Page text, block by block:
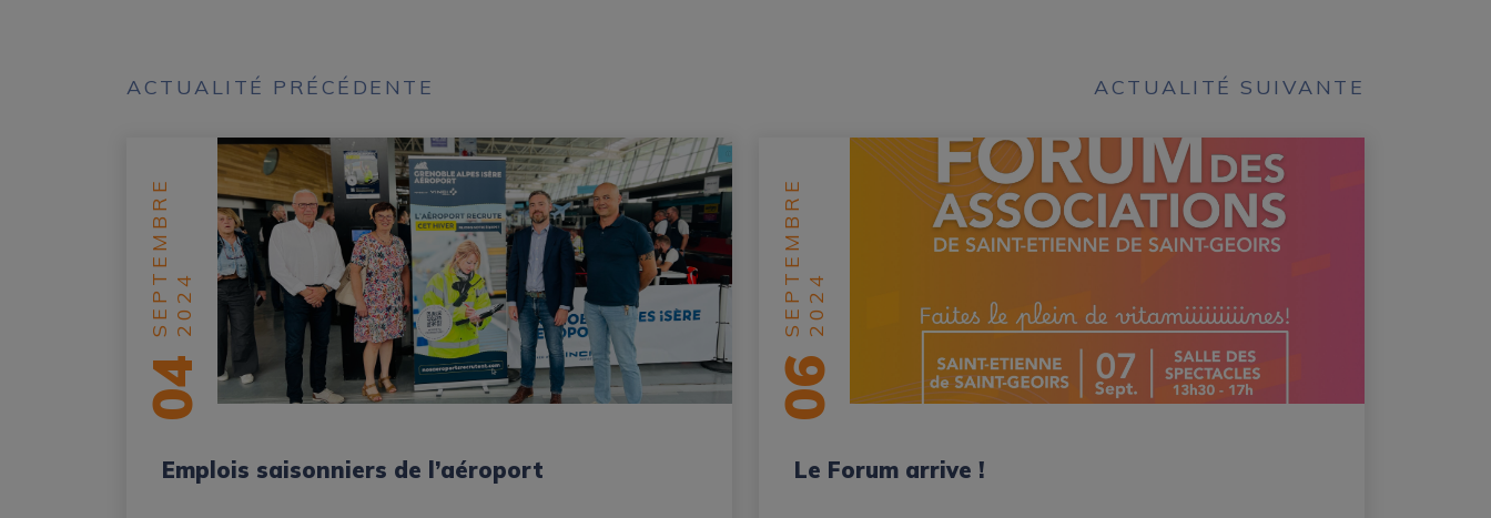
ACTUALITÉ PRÉCÉDENTE
04
SEPTEMBRE2024
Emplois saisonniers de l’aéroport
ACTUALITÉ SUIVANTE
06
SEPTEMBRE2024
Le Forum arrive !